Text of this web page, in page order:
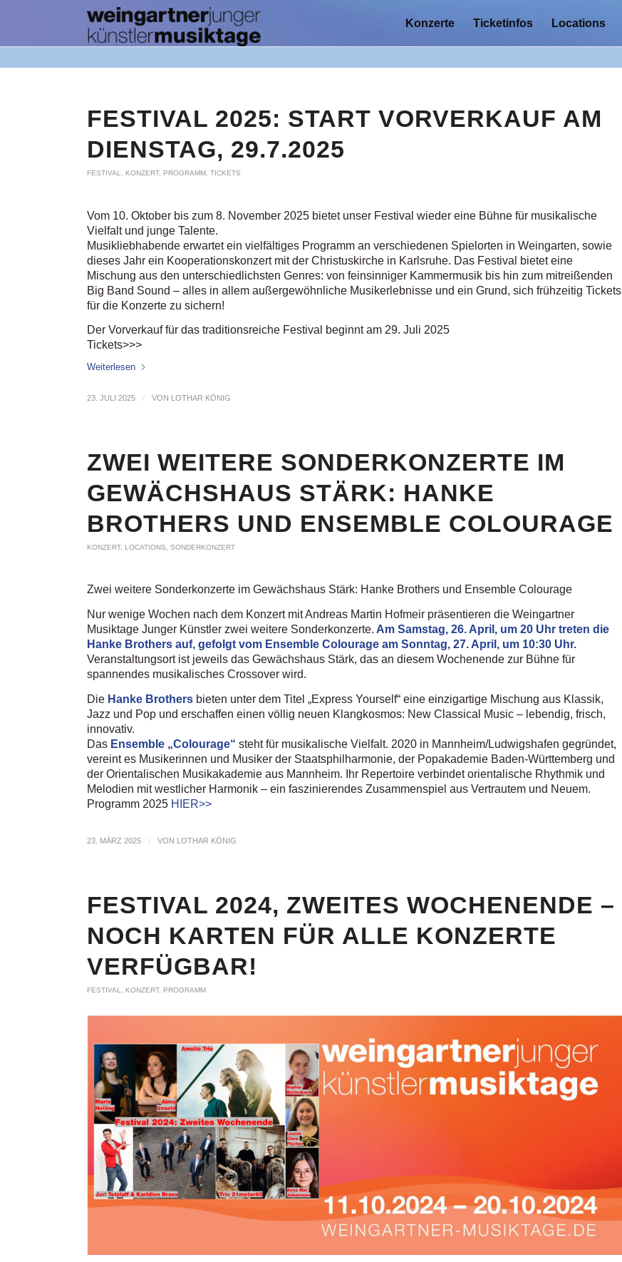
Konzerte Ticketinfos Locations
FESTIVAL 2025: START VORVERKAUF AM
DIENSTAG, 29.7.2025
FESTIVAL KONZERT, PROGRAMM TICKETS
Vom 10. Oktober bis zum 8. November 2025 bietet unser Festival wieder eine Bühne für musikalische
Vielfalt und junge Talente.
Musikliebhabende erwartet ein vielfältiges Programm an verschiedenen Spielorten in Weingarten, sowie
dieses Jahr ein Kooperationskonzert mit der Christuskirche in Karlsruhe. Das Festival bietet eine
Mischung aus den unterschiedlichsten Genres: von feinsinniger Kammermusik bis hin zum mitreißenden
Big Band Sound – alles in allem außergewöhnliche Musikerlebnisse und ein Grund, sich frühzeitig Tickets
für die Konzerte zu sichern!
Der Vorverkauf für das traditionsreiche Festival beginnt am 29. Juli 2025
Tickets>>>
Weiterlesen
23. JULI 2025 / VON LOTHAR KÖNIG
ZWEI WEITERE SONDERKONZERTE IM
GEWÄCHSHAUS STÄRK: HANKE
BROTHERS UND ENSEMBLE COLOURAGE
KONZERT, LOCATIONS SONDERKONZERT
Zwei weitere Sonderkonzerte im Gewächshaus Stärk: Hanke Brothers und Ensemble Colourage
Nur wenige Wochen nach dem Konzert mit Andreas Martin Hofmeir präsentieren die Weingartner
Musiktage Junger Künstler zwei weitere Sonderkonzerte. Am Samstag, 26. April, um 20 Uhr treten die
Hanke Brothers auf, gefolgt vom Ensemble Colourage am Sonntag, 27. April, um 10:30 Uhr.
Veranstaltungsort ist jeweils das Gewächshaus Stärk, das an diesem Wochenende zur Bühne für
spannendes musikalisches Crossover wird.
Die Hanke Brothers bieten unter dem Titel „Express Yourself“ eine einzigartige Mischung aus Klassik,
Jazz und Pop und erschaffen einen völlig neuen Klangkosmos: New Classical Music – lebendig, frisch,
innovativ.
Das Ensemble „Colourage“ steht für musikalische Vielfalt. 2020 in Mannheim/Ludwigshafen gegründet,
vereint es Musikerinnen und Musiker der Staatsphilharmonie, der Popakademie Baden-Württemberg und
der Orientalischen Musikakademie aus Mannheim. Ihr Repertoire verbindet orientalische Rhythmik und
Melodien mit westlicher Harmonik – ein faszinierendes Zusammenspiel aus Vertrautem und Neuem.
Programm 2025 HIER>>
23. MÄRZ 2025 / VON LOTHAR KÖNIG
FESTIVAL 2024, ZWEITES WOCHENENDE –
NOCH KARTEN FÜR ALLE KONZERTE
VERFÜGBAR!
FESTIVAL KONZERT, PROGRAMM